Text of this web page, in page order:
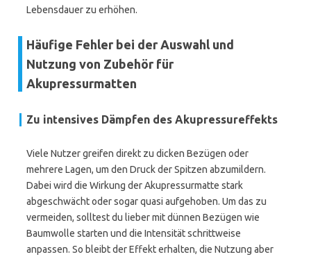
Lebensdauer zu erhöhen.
Häufige Fehler bei der Auswahl und
Nutzung von Zubehör für
Akupressurmatten
Zu intensives Dämpfen des Akupressureffekts
Viele Nutzer greifen direkt zu dicken Bezügen oder
mehrere Lagen, um den Druck der Spitzen abzumildern.
Dabei wird die Wirkung der Akupressurmatte stark
abgeschwächt oder sogar quasi aufgehoben. Um das zu
vermeiden, solltest du lieber mit dünnen Bezügen wie
Baumwolle starten und die Intensität schrittweise
anpassen. So bleibt der Effekt erhalten, die Nutzung aber